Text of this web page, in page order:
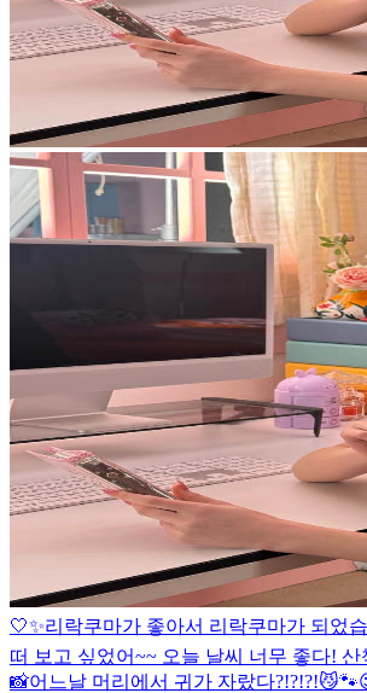
🤍✨리락쿠마가 좋아서 리락쿠마가 되었
떠 보고 싶었어~~ 오늘 날씨 너무 좋다! 산
📸어느날 머리에서 귀가 자랐다?!?!?!😼🐾